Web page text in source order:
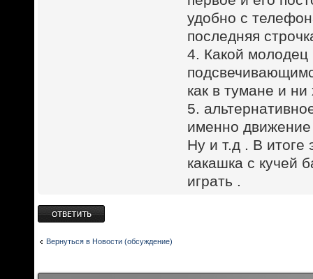
удобно с
последняя
4. Какой молодец
как в тумане и
5.
именно движение
Ну и т.д . В итоге
какашка с кучей
играть .
Ответить
Вернуться в Новости (обсуждение)